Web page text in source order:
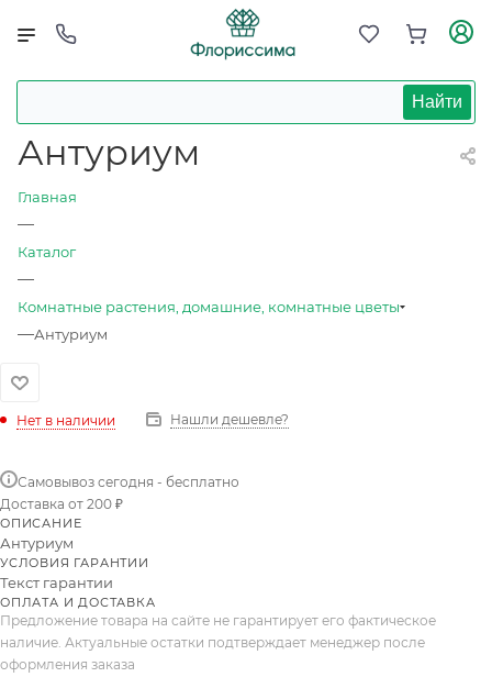
Найти
Антуриум
Главная
—
Каталог
—
Комнатные растения, домашние, комнатные цветы
—Антуриум
Нет в наличии Нашли дешевле?
Самовывоз сегодня - бесплатно
Доставка от 200 ₽
ОПИСАНИЕ
Антуриум
УСЛОВИЯ ГАРАНТИИ
Текст гарантии
ОПЛАТА И ДОСТАВКА
Предложение товара на сайте не гарантирует его фактическое
наличие. Актуальные остатки подтверждает менеджер после
оформления заказа